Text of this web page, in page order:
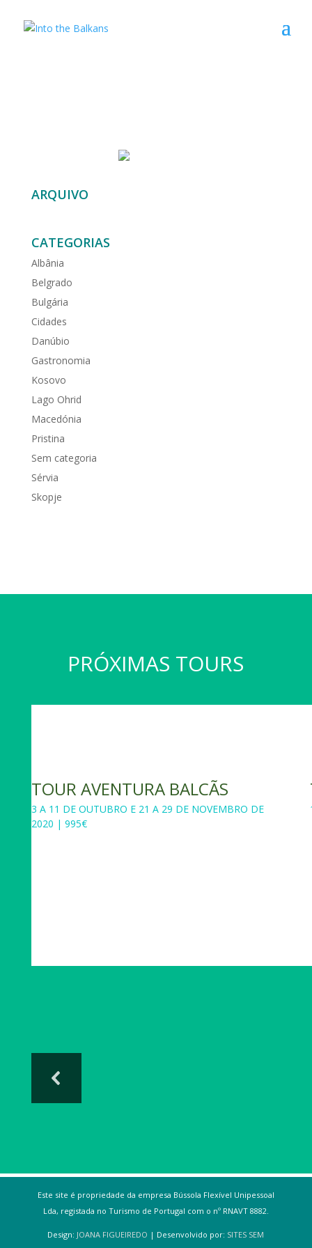
ARQUIVO
CATEGORIAS
Albânia
Belgrado
Bulgária
Cidades
Danúbio
Gastronomia
Kosovo
Lago Ohrid
Macedónia
Pristina
Sem categoria
Sérvia
Skopje
PRÓXIMAS TOURS
TOUR AVENTURA BALCÃS
3 A 11 DE OUTUBRO E 21 A 29 DE NOVEMBRO DE
2020 | 995€
Este site é propriedade da empresa Bússola Flexível Unipessoal
Lda, registada no Turismo de Portugal com o nº RNAVT 8882.
Design: JOANA FIGUEIREDO | Desenvolvido por: SITES SEM